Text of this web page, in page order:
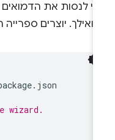
package.json
wizard.